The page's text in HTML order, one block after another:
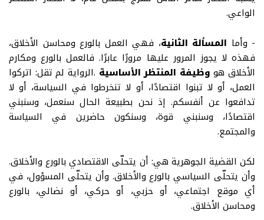
الواعي.
- وأما المسألة الثانية، فهي العمل بالورع ومحاسن الأخلاق،
فهذه لا يجوز المرور عليها مرورًا عابرًا. فالعمل بالورع ومكارم
الأخلاق هو وظيفة المنتظر الأساسية .الرواية لم تقل: اتركوا
العمل، أو لا تبنوا اقتصادًا، أو لا تنخرطوا في السياسة، أو لا
تدافعوا عن أنفسكم. إذ نحن بطبيعة الحال سنعمل، وسنبني
اقتصادًا، وسنبني قوة، وسنكون حاضرين في السياسة
والمجتمع.
لكن القضية الجوهرية هي: أن يتحلّى الاقتصادي بالورع والأخلاق.
وأن يتحلّى السياسي بالورع والأخلاق. وأن يتحلّى المسؤول، في
أي موقع اجتماعي، أو حزبي، أو حركي، أو نضالي، بالورع
ومحاسن الأخلاق.